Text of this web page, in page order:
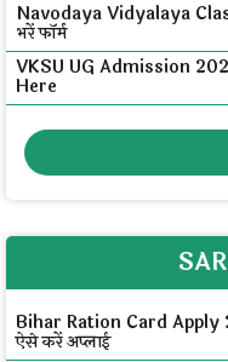
Navodaya Vidyalaya
भरें फॉर्म
VKSU UG Admission
Here
Bihar Ration Card Apply
ऐसे करें अप्लाई